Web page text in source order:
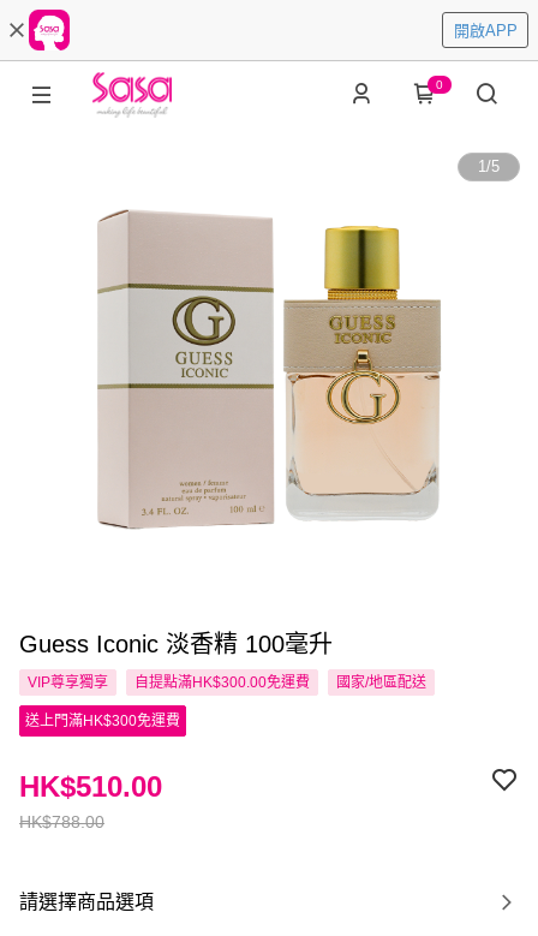
開啟APP
0
1/5
Guess Iconic 淡香精 100毫升
VIP尊享獨享 自提點滿HK$300.00免運費 國家/地區配送
送上門滿HK$300免運費
HK$788.00
HK$510.00
請選擇商品選項